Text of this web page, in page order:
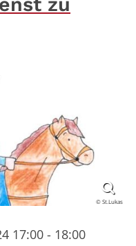
© St.Lukas
17:00 - 18:00